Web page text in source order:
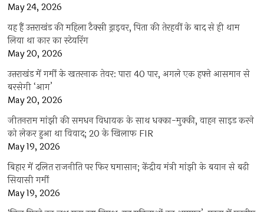
May 24, 2026
यह हैं उत्तराखंड की महिला टैक्सी ड्राइवर, पिता की तेरहवीं के बाद से ही थाम
लिया था कार का स्टेयरिंग
May 20, 2026
उत्तराखंड में गर्मी के खतरनाक तेवर: पारा 40 पार, अगले एक हफ्ते आसमान से
बरसेगी ‘आग’
May 20, 2026
जीतनराम मांझी की समधन विधायक के साथ धक्का-मुक्की, वाहन साइड करने
को लेकर हुआ था विवाद; 20 के खिलाफ FIR
May 19, 2026
बिहार में दलित राजनीति पर फिर घमासान; केंद्रीय मंत्री मांझी के बयान से बढ़ी
सियासी गर्मी
May 19, 2026